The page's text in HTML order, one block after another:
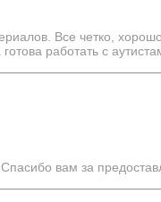
Все четко,
работать с
вам за